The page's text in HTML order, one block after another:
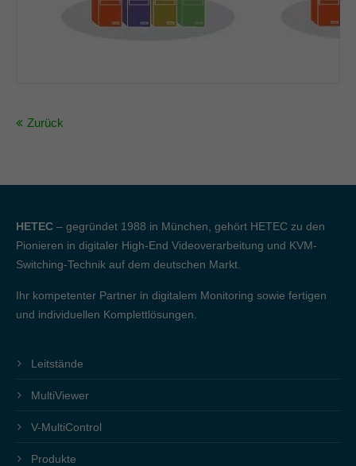
Zurück
HETEC – gegründet 1988 in München, gehört HETEC zu den
Pionieren in digitaler High-End Videoverarbeitung und KVM-
Switching-Technik auf dem deutschen Markt.
Ihr kompetenter Partner in digitalem Monitoring sowie fertigen
und individuellen Komplettlösungen.
Leitstände
MultiViewer
V-MultiControl
Produkte